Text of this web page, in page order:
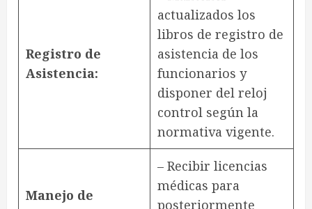
Registro de
Asistencia:
actualizados los
libros de registro de
asistencia de los
funcionarios y
disponer del reloj
control según la
normativa vigente.
Manejo de
– Recibir licencias
médicas para
posteriormente